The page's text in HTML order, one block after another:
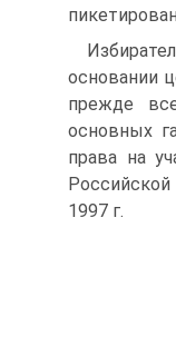
основании
прежде
основных
права на
1997 г.